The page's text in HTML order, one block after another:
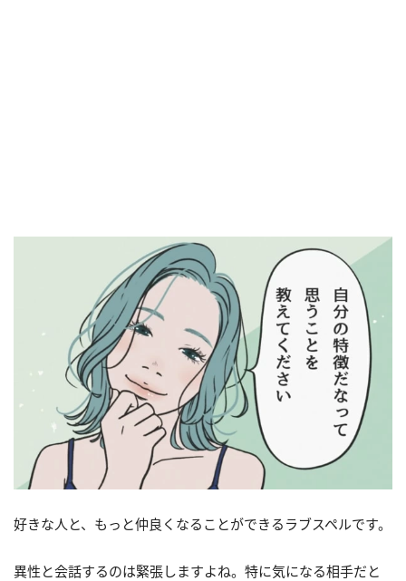
好きな人と、もっと仲良くなることができるラブスペルです。
異性と会話するのは緊張しますよね。特に気になる相手だと